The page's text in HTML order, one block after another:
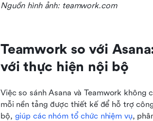
Nguồn hình ảnh: teamwork.com
Teamwork so với
với thực hiện nội bộ
Việc so sánh Asana và Teamwork
mỗi nền tảng được thiết kế để hỗ trợ
bộ, giúp các nhóm tổ chức nhiệm vụ,